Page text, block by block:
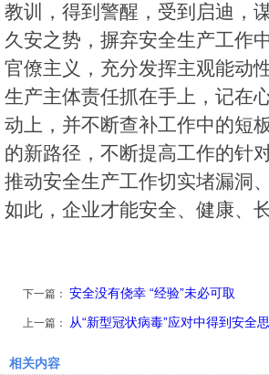
教训，得到警醒，受到启迪，
久安之势，摒弃安全生产工作
官僚主义，充分发挥主观能动
生产主体责任抓在手上，记在
动上，并不断查补工作中的短
的新路径，不断提高工作的针
推动安全生产工作切实堵漏洞
如此，企业才能安全、健康、
下一篇： 安全没有侥幸 “经验”未必可取
上一篇： 从“新型冠状病毒”应对中得到安全
相关内容